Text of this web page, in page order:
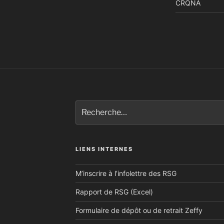
CRQNA
pour
:
LIENS INTERNES
M’inscrire à l’infolettre des RSG
Rapport de RSG (Excel)
Formulaire de dépôt ou de retrait Zeffy